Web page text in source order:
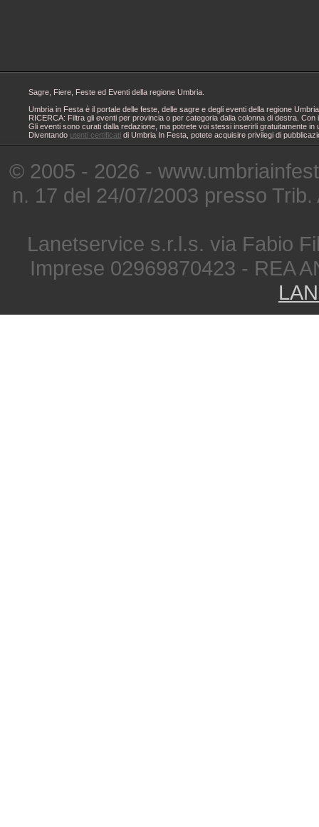
Sagre, Fiere, Feste ed Eventi della regione Umbria.
Umbria in Festa è il portale delle feste, delle sagre e degli eventi della regione
RICERCA: Filtra gli eventi per provincia o per categoria dalla colonna di destra.
Gli eventi sono curati dalla redazione, ma potrete voi stessi inserirli gratuitamente
Diventando utenti certificati di Umbria In Festa, potete acquisire privilegi di
© 2005 - 2026 -
n. 17 del 24/07/2003 presso
Lanetservice s.r.l.s. via Fabio
Imprese 02969870423 - REA